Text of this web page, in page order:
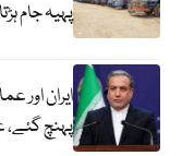
پہیہ جام
ایران اور
پہنچ